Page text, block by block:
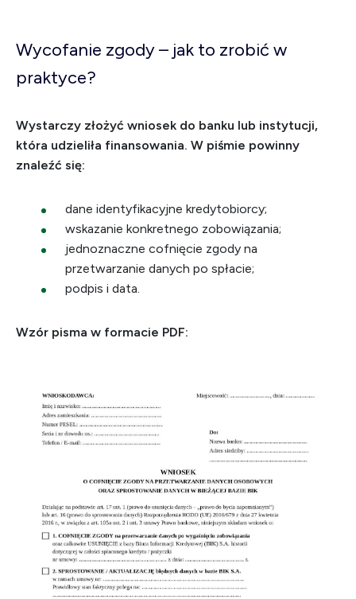
Wycofanie zgody – jak to zrobić w
praktyce?
Wystarczy złożyć wniosek do banku lub instytucji,
która udzieliła finansowania. W piśmie powinny
znaleźć się:
dane identyfikacyjne kredytobiorcy;
wskazanie konkretnego zobowiązania;
jednoznaczne cofnięcie zgody na
przetwarzanie danych po spłacie;
podpis i data.
Wzór pisma w formacie PDF: